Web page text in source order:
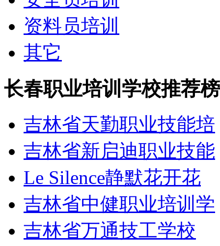
资料员培训
其它
长春职业培训学校推荐榜
吉林省天勤职业技能培
吉林省新启迪职业技能
Le Silence静默花开花
吉林省中健职业培训学
吉林省万通技工学校